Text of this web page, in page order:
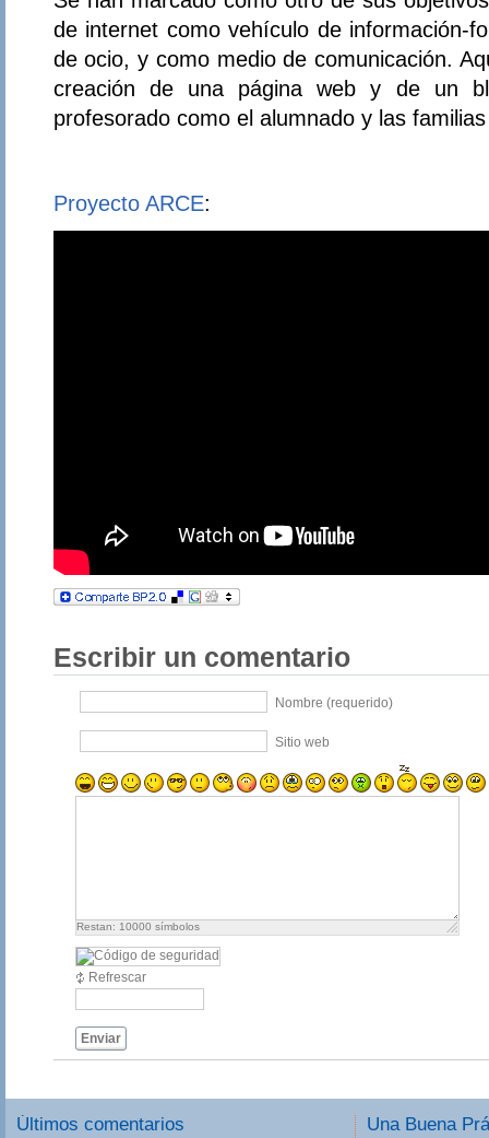
de internet como vehículo de información-
de ocio, y como medio de comunicación.
creación de una página web y de un
profesorado como el alumnado y las
Proyecto ARCE:
Escribir un comentario
Nombre (requerido)
Sitio web
Restan: 10000 símbolos
Refrescar
Enviar
Últimos comentarios Una Buena